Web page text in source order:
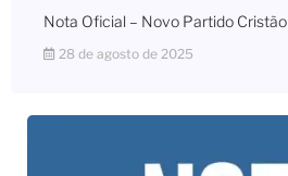
Nota Oficial – Novo Partido Cristão
28 de agosto de 2025